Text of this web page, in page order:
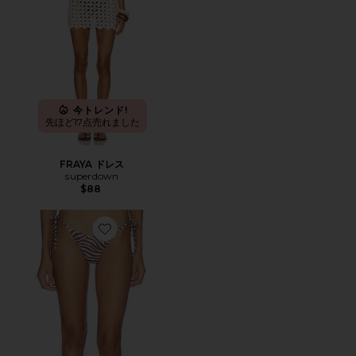
今トレンド!
先ほど17点売れました
FRAYA ドレス
superdown
$88
Favorite ADDIE ボトム